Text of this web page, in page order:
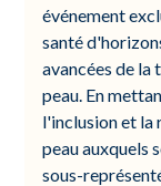
événement
santé
avancées de la
peau. En
l'inclusion et la
peau auxquels
sous-